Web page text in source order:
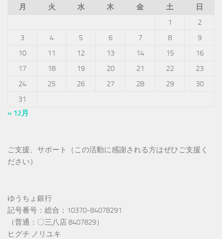
月
火 水 木 金 土
日
1
2
3
4 5 6 7 8
9
10
11 12 13 14 15
16
17
18 19 20 21 22
23
24
25 26 27 28 29
30
31
« 12月
ご支援、サポート（この活動に感謝される方はぜひご支援く
ださい）
ゆうちょ銀行
記号番号：総合：10370-84078291
（普通：〇三八店 8407829）
ヒグチ ノリユキ